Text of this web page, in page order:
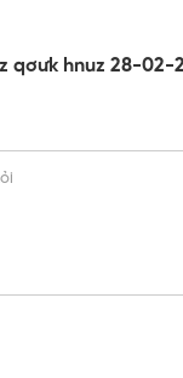
qơưk hnuz 28-02-